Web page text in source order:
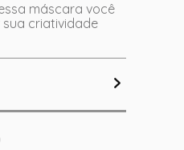
máscara você
criatividade